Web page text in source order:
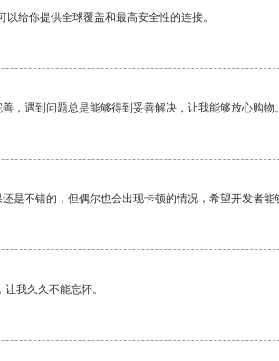
给你提供全球覆盖和最高安全性的连接。
，遇到问题总是能够得到妥善解决，让我能够放心购物。
是不错的，但偶尔也会出现卡顿的情况，希望开发者能
我久久不能忘怀。